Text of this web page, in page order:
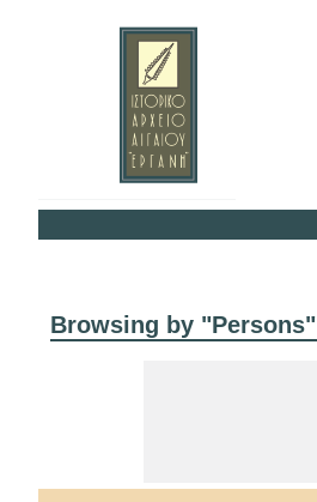
Browsing by "Persons"